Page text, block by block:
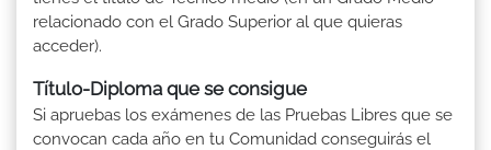
relacionado con el Grado Superior al que quieras
acceder).
Título-Diploma que se consigue
Si apruebas los exámenes de las Pruebas Libres que se
convocan cada año en tu Comunidad conseguirás el